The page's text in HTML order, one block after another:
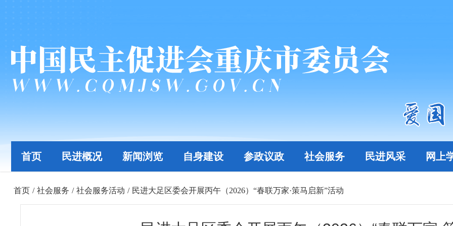
首页 民进概况 新闻浏览 自身建设 参政议政 社会服务 民进风采 网上
首页 / 社会服务 / 社会服务活动 / 民进大足区委会开展丙午（2026）“春联万家·策马启新”活动